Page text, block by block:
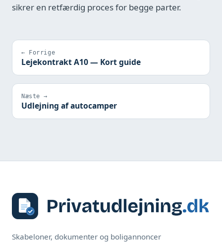
sikrer en retfærdig proces for begge parter.
← Forrige
Lejekontrakt A10 — Kort guide
Næste →
Udlejning af autocamper
Skabeloner, dokumenter og boligannoncer